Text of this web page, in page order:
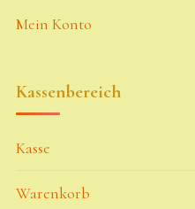
Mein Konto
Kassenbereich
Kasse
Warenkorb